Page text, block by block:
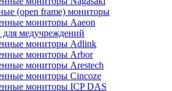
(open frame) мониторы
мониторы Aaeon
медучреждений
мониторы Adlink
мониторы Arbor
мониторы Arestech
мониторы Cincoze
мониторы ICP DAS